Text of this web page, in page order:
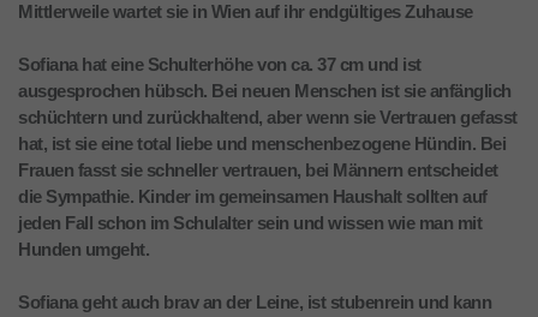
Mittlerweile wartet sie in Wien auf ihr endgültiges Zuhause
Sofiana hat eine Schulterhöhe von ca. 37 cm und ist
ausgesprochen hübsch. Bei neuen Menschen ist sie anfänglich
schüchtern und zurückhaltend, aber wenn sie Vertrauen gefasst
hat, ist sie eine total liebe und menschenbezogene Hündin. Bei
Frauen fasst sie schneller vertrauen, bei Männern entscheidet
die Sympathie. Kinder im gemeinsamen Haushalt sollten auf
jeden Fall schon im Schulalter sein und wissen wie man mit
Hunden umgeht.
Sofiana geht auch brav an der Leine, ist stubenrein und kann